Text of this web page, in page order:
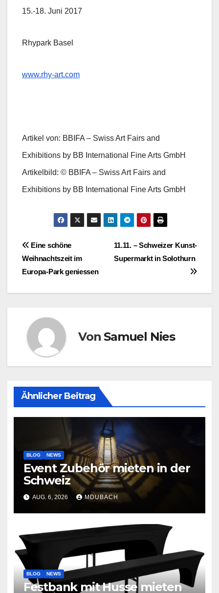
15.-18. Juni 2017
Rhypark Basel
www.rhy-art.com
Artikel von: BBIFA – Swiss Art Fairs and
Exhibitions by BB International Fine Arts GmbH
Artikelbild: © BBIFA – Swiss Art Fairs and
Exhibitions by BB International Fine Arts GmbH
Beitragsnavigation
11.11. – Schweizer Kunst-
Supermarkt in Solothurn
Eine schöne
Weihnachtszeit im
Europa-Park geniessen
Von Samuel Nies
Ähnlicher Beitrag
BLOG NEWS
Event Zubehör mieten in der
Schweiz
AUG. 6, 2026 MDUBACH
BLOG NEWS
Festbank mit Husse mieten